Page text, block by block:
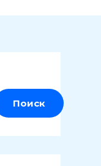
Поиск